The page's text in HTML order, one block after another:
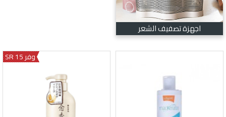
اجهزة تصفيف الشعر
وفر 15 SR